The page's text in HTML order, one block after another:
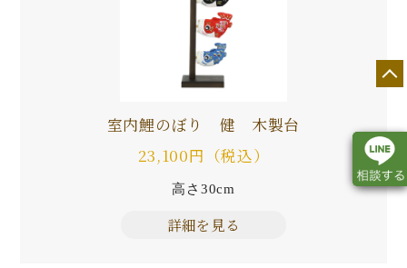
室内鯉のぼり 健 木製台
23,100円（税込）
高さ30cm
詳細を見る
展示会情報